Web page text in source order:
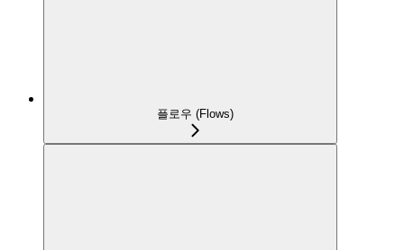
플로우 (Flows)